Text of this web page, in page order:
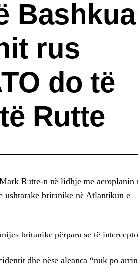
rus
do të
Rutte
Rutte-n në lidhje me aeroplanin
ushtarake britanike në Atlantikun e
britanike përpara se të
dhe nëse aleanca “nuk po